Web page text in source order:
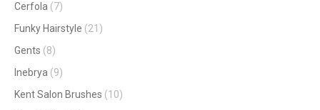
Cerfola (7)
Funky Hairstyle (21)
Gents (8)
Inebrya (9)
Kent Salon Brushes (10)